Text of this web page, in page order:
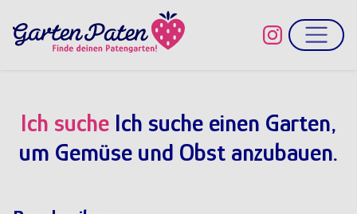
Ich suche Ich suche einen Garten,
um Gemüse und Obst anzubauen.